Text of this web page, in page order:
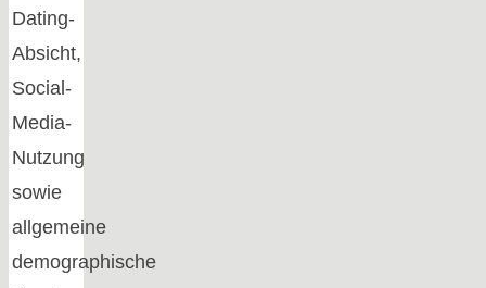
Dating-
Absicht,
Social-
Media-
Nutzung
sowie
allgemeine
demographische